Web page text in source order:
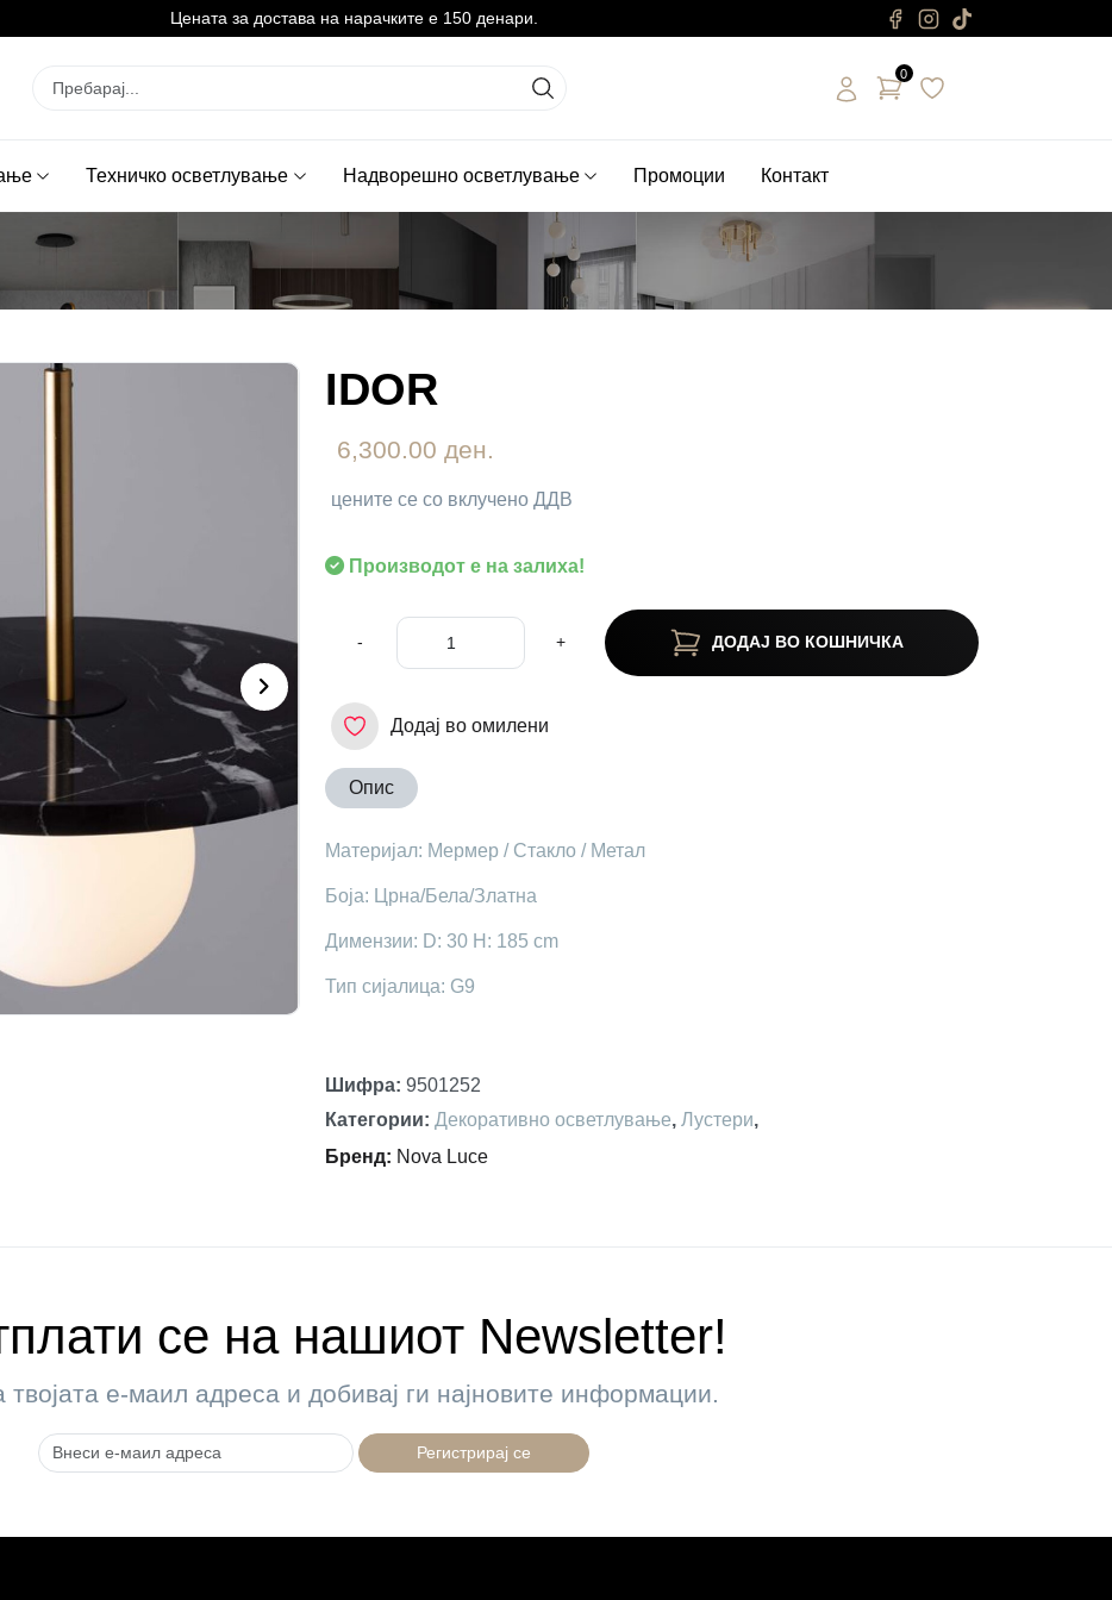
Цената за достава на нарачките е 150 денари.
0
Техничко осветлување Надворешно осветлување Промоции Контакт
IDOR
6,300.00 ден.
цените се со вклучено ДДВ
Производот е на залиха!
- + ДОДАЈ ВО КОШНИЧКА
Додај во омилени
Опис
Mатеријал: Мермер / Стакло / Метал
Боја: Црна/Бела/Златна
Димензии: D: 30 H: 185 cm
Тип сијалица: G9
Шифра: 9501252
Категории: Декоративно осветлување, Лустери,
Бренд: Nova Luce
се на нашиот Newsletter!
твојата е-маил адреса и добивај ги најновите информации.
Регистрирај се